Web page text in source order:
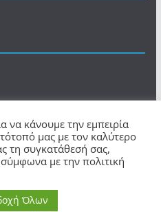
© 2026romios.online. Τα
προστατεύονται.
.
να κάνουμε την εμπειρία
μας με τον καλύτερο
τη συγκατάθεσή σας,
με την πολιτική
Όλων